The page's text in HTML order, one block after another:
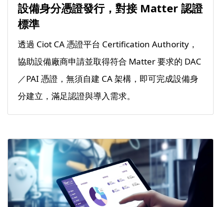
設備身分憑證發行，對接 Matter 認證
標準
透過 Ciot CA 憑證平台 Certification Authority，
協助設備廠商申請並取得符合 Matter 要求的 DAC
／PAI 憑證，無須自建 CA 架構，即可完成設備身
分建立，滿足認證與導入需求。